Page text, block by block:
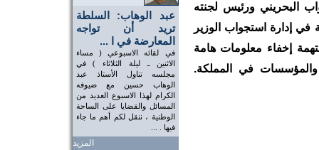
عبد الوهاب: السلطة
تريد أن تواجه
المعارضة في ا ...
في لقائه الاسبوعي ( مساء
الاثنين ـ ليلة الثلاثاء ) في
مجلسه تناول الأستاذ عبد
الوهاب حسين مع ضيوفه
الكرام لهذا الاسبوع العديد من
المسائل والقضايا على الساحة
الوطنية ، ننقل لكم أهم ما جاء
فيها . ...
المزيد
البحريني ورئيس لجنته
في إدارة استجواب الوزير
إخفاء معلومات هامة
والمؤسسات في المملكة.